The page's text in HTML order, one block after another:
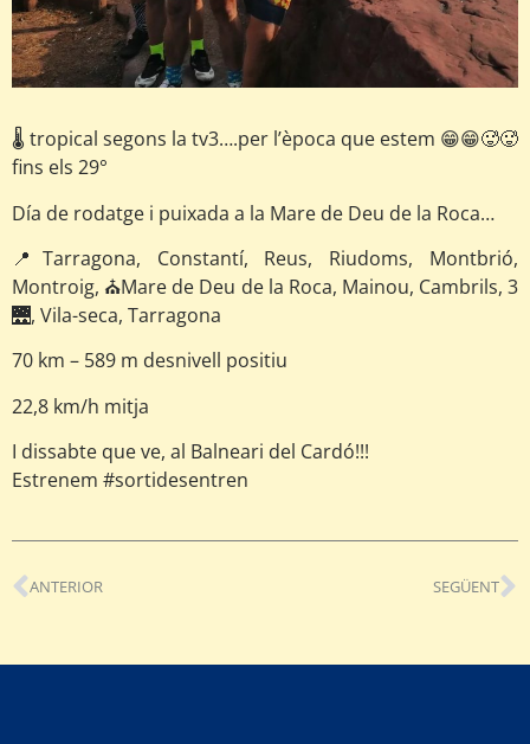
🌡 tropical segons la tv3….per l’època que estem 😁😁🥵🥵
fins els 29°
Día de rodatge i puixada a la Mare de Deu de la Roca…
📍Tarragona, Constantí, Reus, Riudoms, Montbrió,
Montroig, ⛪Mare de Deu de la Roca, Mainou, Cambrils, 3
🌉, Vila-seca, Tarragona
70 km – 589 m desnivell positiu
22,8 km/h mitja
I dissabte que ve, al Balneari del Cardó!!!
Estrenem #sortidesentren
ANTERIOR SEGÜENT